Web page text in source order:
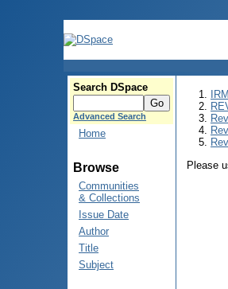
Search DSpace
Advanced Search
Home
Browse
Communities
& Collections
Issue Date
Author
Title
Subject
Please